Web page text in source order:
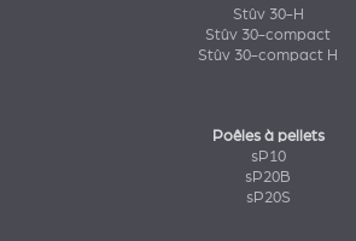
Stûv 30-H
Stûv 30-compact
Stûv 30-compact H
Poêles à pellets
sP10
sP20B
sP20S